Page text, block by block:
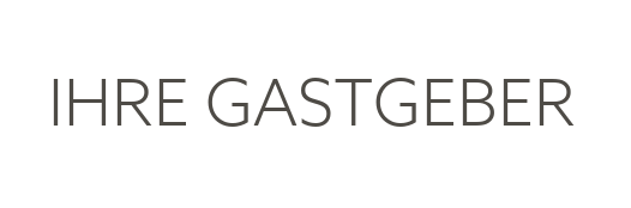
IHRE GASTGEBER